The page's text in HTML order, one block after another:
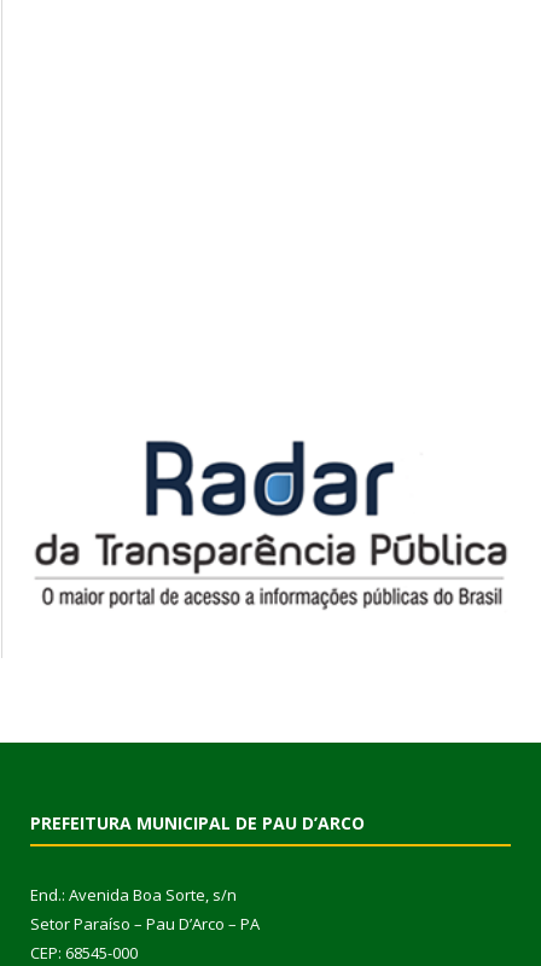
PREFEITURA MUNICIPAL DE PAU D’ARCO
End.: Avenida Boa Sorte, s/n
Setor Paraíso – Pau D’Arco – PA
CEP: 68545-000